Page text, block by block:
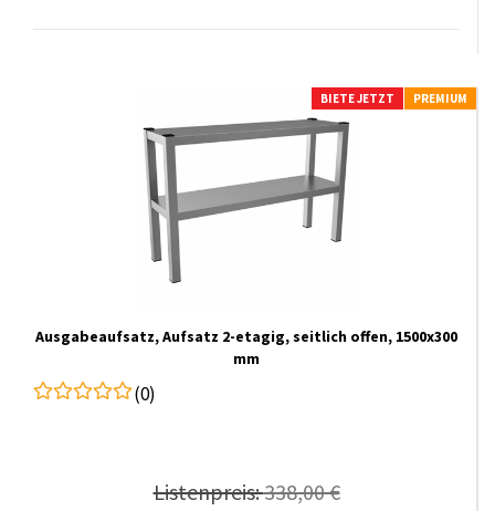
BIETE JETZT PREMIUM
Ausgabeaufsatz, Aufsatz 2-etagig, seitlich offen, 1500x300
mm
(0)
Listenpreis:338,00 €